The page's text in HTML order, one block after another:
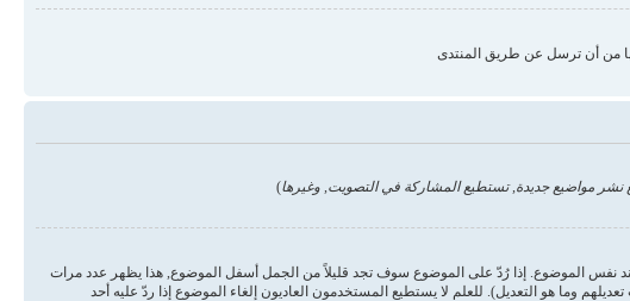
من أن ترسل عن طريق المنتدى
نشر مواضيع جديدة, تستطيع المشاركة في التصويت, وغيرها)
نفس الموضوع. إذا رُدّ على الموضوع سوف تجد قليلاً من الجمل أسفل الموضوع, هذا يظهر عدد مرات
وما هو التعديل). للعلم لا يستطيع المستخدمون العاديون إلغاء الموضوع إذا ردّ عليه أحد